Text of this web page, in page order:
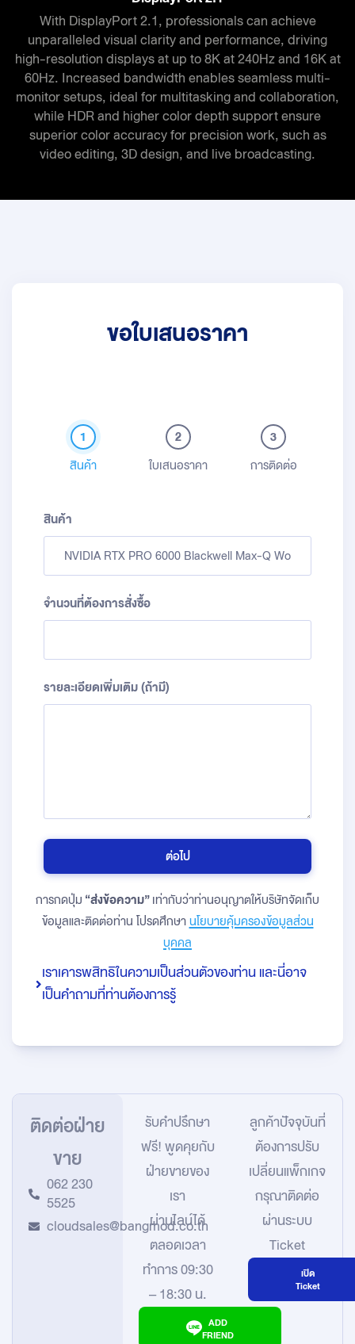
With DisplayPort 2.1, professionals can achieve
unparalleled visual clarity and performance, driving
high-resolution displays at up to 8K at 240Hz and 16K at
60Hz. Increased bandwidth enables seamless multi-
monitor setups, ideal for multitasking and collaboration,
while HDR and higher color depth support ensure
superior color accuracy for precision work, such as
video editing, 3D design, and live broadcasting.
ขอใบเสนอราคา
1
สินค้า
2
ใบเสนอราคา
3
การติดต่อ
สินค้า
จำนวนที่ต้องการสั่งซื้อ
รายละเอียดเพิ่มเติม (ถ้ามี)
ต่อไป
การกดปุ่ม “ส่งข้อความ”เท่ากับว่าท่านอนุญาตให้บริษัทจัดเก็บ
ข้อมูลและติดต่อท่าน โปรดศึกษานโยบายคุ้มครองข้อมูลส่วน
บุคคล
เราเคารพสิทธิในความเป็นส่วนตัวของท่าน และนี่อาจ
เป็นคำถามที่ท่านต้องการรู้
ติดต่อฝ่าย
ขาย
062 230
5525
cloudsales@bangmod.co.th
รับคำปรึกษา
ฟรี! พูดคุยกับ
ฝ่ายขายของ
เรา
ผ่านไลน์ได้
ตลอดเวลา
ทำการ 09:30
– 18:30 น.
ADD
FRIEND
ลูกค้าปัจจุบันที่
ต้องการปรับ
เปลี่ยนแพ็กเกจ
กรุณาติดต่อ
ผ่านระบบ
Ticket
เปิด
Ticket